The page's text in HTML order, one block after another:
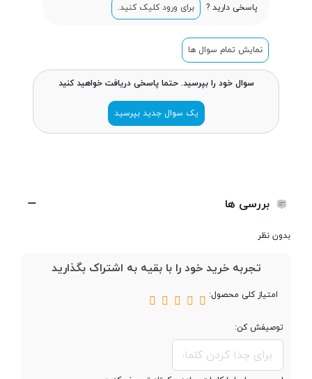
حافظه داخلی 4 گیگابایت
مقدار RAM کمتر از 2 گیگابایت
پشتیبانی از کارت
microSD
کارت حافظه
صفحه نمایش
صفحه نمایش
لمسی
پاسخی دارید ? برای ورود کلیک کنید.
نمایش تمام سوال ها
سوال خود را بپرسید. حتما پاسخی دریافت خواهید کنید
یک سوال جدید بپرسید
بررسی ها
بدون نظر
تجربه خرید خود را با بقیه به اشتراک بگذارید
امتیاز کلی محصول:
توصیفش کن: